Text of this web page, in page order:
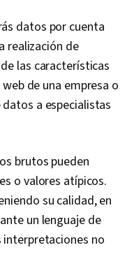
datos por cuenta
realización de
las características
de una empresa o
a especialistas
brutos pueden
o valores atípicos.
su calidad, en
un lenguaje de
interpretaciones no